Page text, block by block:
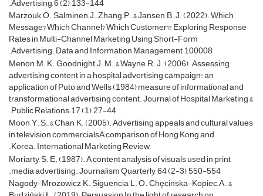
Advertising, 6 (2), 133-144.
Marzouk, O., Salminen, J., Zhang, P., & Jansen, B. J. (2022). Which
Message? Which Channel? Which Customer?: Exploring Response
Rates in Multi-Channel Marketing Using Short-Form
Advertising. Data and Information Management, 100008.
Menon, M. K., Goodnight, J. M., & Wayne, R. J. (2006). Assessing
advertising content in a hospital advertising campaign: an
application of Puto and Wells (1984) measure of informational and
transformational advertising content. Journal of Hospital Marketing &
Public Relations, 17 (1), 27-44.
Moon, Y. S., & Chan, K. (2005). Advertising appeals and cultural values
in television commercialsA comparison of Hong Kong and
Korea. International Marketing Review.
Moriarty, S. E. (1987). A content analysis of visuals used in print
media advertising. Journalism Quarterly, 64 (2-3), 550-554.
Nagody-Mrozowicz, K., Siguencia, L. O., Chęcinska-Kopiec, A., &